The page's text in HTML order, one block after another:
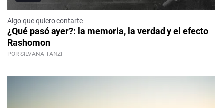
Algo que quiero contarte
¿Qué pasó ayer?: la memoria, la verdad y el efecto
Rashomon
POR SILVANA TANZI